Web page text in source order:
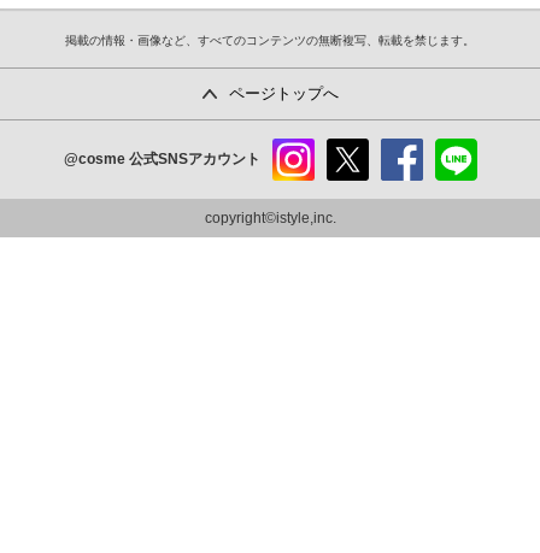
掲載の情報・画像など、すべてのコンテンツの無断複写、転載を禁じます。
ページトップへ
@cosme 公式SNSアカウント
ram
copyright©istyle,inc.